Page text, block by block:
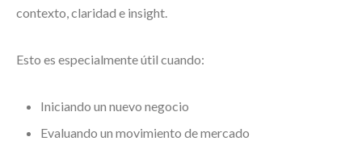
contexto, claridad e insight.
Esto es especialmente útil cuando:
Iniciando un nuevo negocio
Evaluando un movimiento de mercado